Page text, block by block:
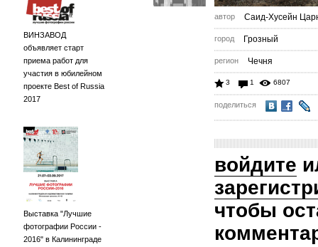
ВИНЗАВОД
объявляет старт
приема работ для
участия в юбилейном
проекте Best of Russia
2017
Выставка "Лучшие
фотографии России -
2016" в Калининграде
автор Саид-Хусейн
город Грозный
регион Чечня
3 1 6807
поделиться
войдите
чтобы